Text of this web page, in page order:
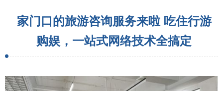
家门口的旅游咨询服务来啦 吃住行游
购娱，一站式网络技术全搞定